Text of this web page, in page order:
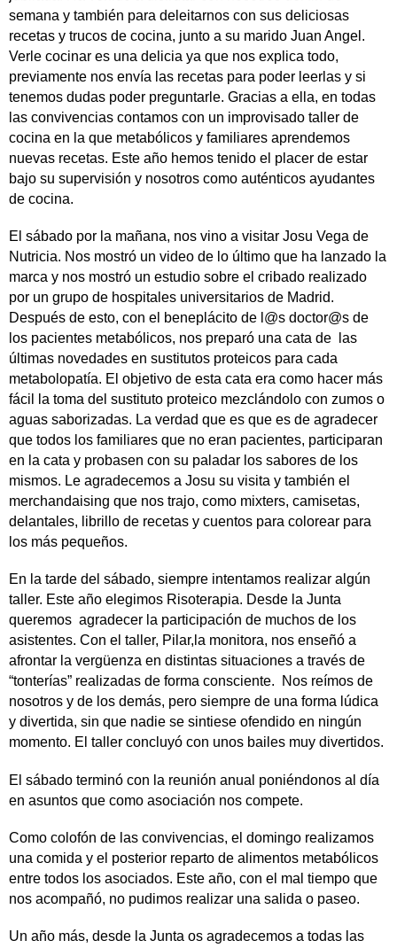
semana y también para deleitarnos con sus deliciosas
recetas y trucos de cocina, junto a su marido Juan Angel.
Verle cocinar es una delicia ya que nos explica todo,
previamente nos envía las recetas para poder leerlas y si
tenemos dudas poder preguntarle. Gracias a ella, en todas
las convivencias contamos con un improvisado taller de
cocina en la que metabólicos y familiares aprendemos
nuevas recetas. Este año hemos tenido el placer de estar
bajo su supervisión y nosotros como auténticos ayudantes
de cocina.
El sábado por la mañana, nos vino a visitar Josu Vega de
Nutricia. Nos mostró un video de lo último que ha lanzado la
marca y nos mostró un estudio sobre el cribado realizado
por un grupo de hospitales universitarios de Madrid.
Después de esto, con el beneplácito de l@s doctor@s de
los pacientes metabólicos, nos preparó una cata de las
últimas novedades en sustitutos proteicos para cada
metabolopatía. El objetivo de esta cata era como hacer más
fácil la toma del sustituto proteico mezclándolo con zumos o
aguas saborizadas. La verdad que es que es de agradecer
que todos los familiares que no eran pacientes, participaran
en la cata y probasen con su paladar los sabores de los
mismos. Le agradecemos a Josu su visita y también el
merchandaising que nos trajo, como mixters, camisetas,
delantales, librillo de recetas y cuentos para colorear para
los más pequeños.
En la tarde del sábado, siempre intentamos realizar algún
taller. Este año elegimos Risoterapia. Desde la Junta
queremos agradecer la participación de muchos de los
asistentes. Con el taller, Pilar,la monitora, nos enseñó a
afrontar la vergüenza en distintas situaciones a través de
“tonterías” realizadas de forma consciente. Nos reímos de
nosotros y de los demás, pero siempre de una forma lúdica
y divertida, sin que nadie se sintiese ofendido en ningún
momento. El taller concluyó con unos bailes muy divertidos.
El sábado terminó con la reunión anual poniéndonos al día
en asuntos que como asociación nos compete.
Como colofón de las convivencias, el domingo realizamos
una comida y el posterior reparto de alimentos metabólicos
entre todos los asociados. Este año, con el mal tiempo que
nos acompañó, no pudimos realizar una salida o paseo.
Un año más, desde la Junta os agradecemos a todas las